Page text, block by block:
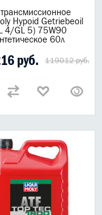
Hypoid Getriebeoil
4/GL 5) 75W90
60л
руб. 119012 руб.